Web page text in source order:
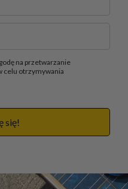
na przetwarzanie
celu otrzymywania
się!